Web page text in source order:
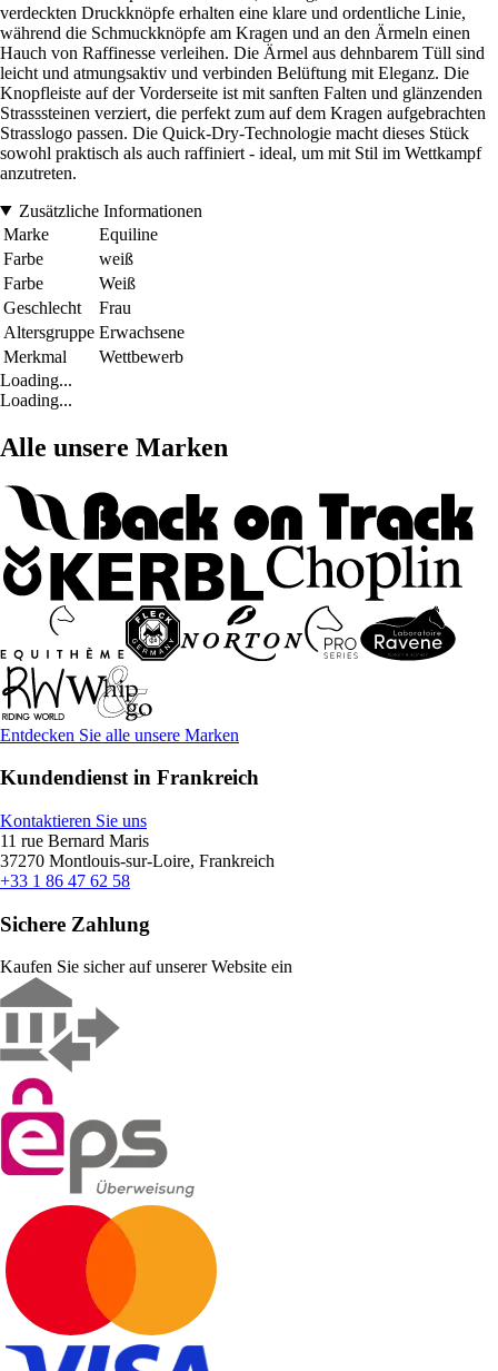
verdeckten Druckknöpfe erhalten eine klare und ordentliche Linie,
während die Schmuckknöpfe am Kragen und an den Ärmeln einen
Hauch von Raffinesse verleihen. Die Ärmel aus dehnbarem Tüll sind
leicht und atmungsaktiv und verbinden Belüftung mit Eleganz. Die
Knopfleiste auf der Vorderseite ist mit sanften Falten und glänzenden
Strasssteinen verziert, die perfekt zum auf dem Kragen aufgebrachten
Strasslogo passen. Die Quick-Dry-Technologie macht dieses Stück
sowohl praktisch als auch raffiniert - ideal, um mit Stil im Wettkampf
anzutreten.
Zusätzliche Informationen
Marke
Equiline
Farbe
weiß
Farbe
Weiß
Geschlecht
Frau
Altersgruppe Erwachsene
Merkmal
Wettbewerb
Loading...
Loading...
Alle unsere Marken
Entdecken Sie alle unsere Marken
Kundendienst in Frankreich
Kontaktieren Sie uns
11 rue Bernard Maris
37270 Montlouis-sur-Loire, Frankreich
+33 1 86 47 62 58
Sichere Zahlung
Kaufen Sie sicher auf unserer Website ein